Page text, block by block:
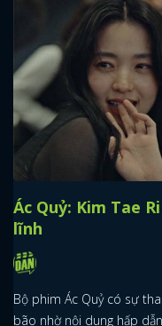
Ác Quỷ: Kim Tae
lĩnh
Bộ phim Ác Quỷ có sự
bão nhờ nội dung hấp